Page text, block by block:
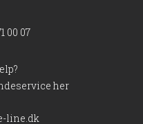
00 07
her
line.dk